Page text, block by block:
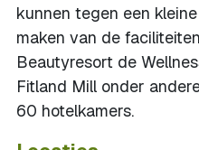
kunnen tegen een
maken van de
Beautyresort de
Fitland Mill onder
60 hotelkamers.